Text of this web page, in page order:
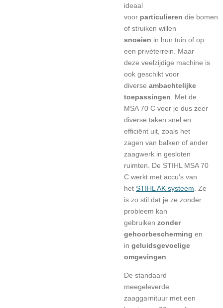
ideaal
voor particulieren die bomen
of struiken willen
snoeien in hun tuin of op
een privéterrein. Maar
deze veelzijdige machine is
ook geschikt voor
diverse ambachtelijke
toepassingen . Met de
MSA 70 C voer je dus zeer
diverse taken snel en
efficiënt uit, zoals het
zagen van balken of ander
zaagwerk in gesloten
ruimten. De STIHL MSA 70
C werkt met accu’s van
het STIHL AK systeem . Ze
is zo stil dat je ze zonder
probleem kan
gebruiken zonder
gehoorbescherming en
in geluidsgevoelige
omgevingen
De standaard
meegeleverde
zaaggarnituur met een